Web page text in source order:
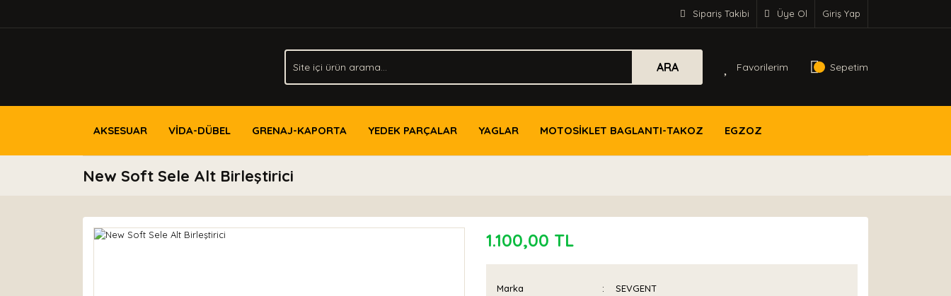
Sipariş Takibi Üye Ol Giriş Yap
ARA Favorilerim Sepetim
AKSESUAR VİDA-DÜBEL GRENAJ-KAPORTA YEDEK PARÇALAR YAGLAR MOTOSİKLET BAGLANTI-TAKOZ EGZOZ
New Soft Sele Alt Birleştirici
1.100,00 TL
Marka SEVGENT